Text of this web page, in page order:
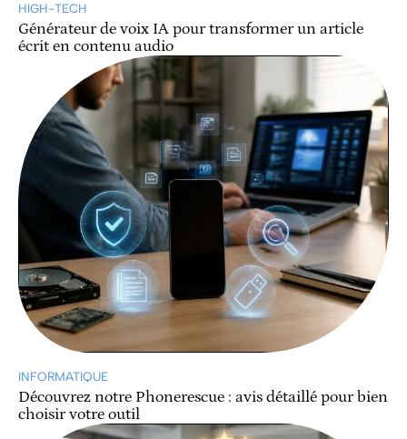
HIGH-TECH
Générateur de voix IA pour transformer un article
écrit en contenu audio
INFORMATIQUE
Découvrez notre Phonerescue : avis détaillé pour bien
choisir votre outil